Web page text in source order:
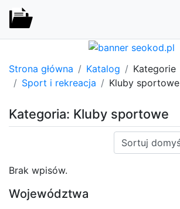
Strona główna Katalog
Kategorie
Sport i rekreacja
Kluby sportowe
Kategoria: Kluby sportowe
Sortuj:
Brak wpisów.
Województwa